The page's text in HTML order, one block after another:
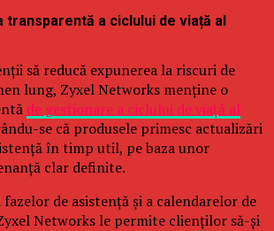
transparentă a ciclului de viață al
să reducă expunerea la riscuri de
lung, Zyxel Networks menține o
de gestionare a ciclului de viață al
se că produsele primesc actualizări
în timp util, pe baza unor
clar definite.
de asistență și a calendarelor de
Networks le permite clienților să-și